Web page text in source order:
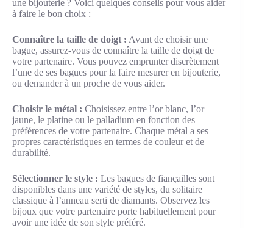
une bijouterie ? Voici quelques conseils pour vous aider
à faire le bon choix :
Connaître la taille de doigt : Avant de choisir une
bague, assurez-vous de connaître la taille de doigt de
votre partenaire. Vous pouvez emprunter discrètement
l’une de ses bagues pour la faire mesurer en bijouterie,
ou demander à un proche de vous aider.
Choisir le métal : Choisissez entre l’or blanc, l’or
jaune, le platine ou le palladium en fonction des
préférences de votre partenaire. Chaque métal a ses
propres caractéristiques en termes de couleur et de
durabilité.
Sélectionner le style : Les bagues de fiançailles sont
disponibles dans une variété de styles, du solitaire
classique à l’anneau serti de diamants. Observez les
bijoux que votre partenaire porte habituellement pour
avoir une idée de son style préféré.